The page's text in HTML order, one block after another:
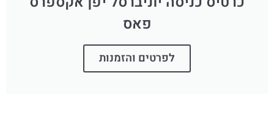
פאס
לפרטים והזמנות